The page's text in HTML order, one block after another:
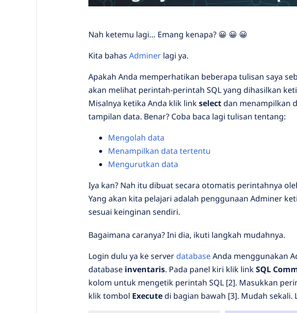
Nah ketemu lagi… Emang kenapa? 😀 😀 😀
Kita bahas Adminerlagi ya.
Apakah Anda memperhatikan beberapa tulisan saya
akan melihat perintah-perintah SQL yang dihasilkan
Misalnya ketika Anda klik linkselectdan menampilkan
tampilan data. Benar? Coba baca lagi tulisan tentang:
Mengolah data
Menampilkan data tertentu
Mengurutkan data
Iya kan? Nah itu dibuat secara otomatis perintahnya
Yang akan kita pelajari adalah penggunaan Adminer
sesuai keinginan sendiri.
Bagaimana caranya? Ini dia, ikuti langkah mudahnya.
Login dulu ya ke server databaseAnda menggunakan
database inventaris. Pada panel kiri klik linkSQL
kolom untuk mengetik perintah SQL [2]. Masukkan
klik tombol Executedi bagian bawah [3]. Mudah sekali.